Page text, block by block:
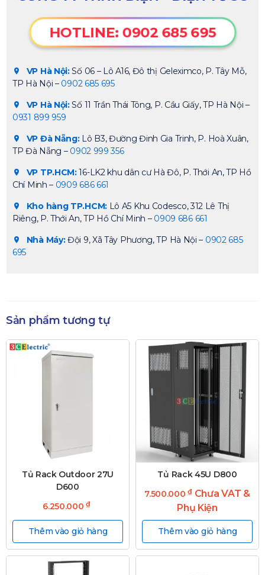
HOTLINE: 0902 685 695
VP Hà Nội:Số 06 – Lô A16, Đô thị Geleximco, P. Tây Mỗ,
TP Hà Nội – 0902 685 695
VP Hà Nội:Số 11 Trần Thái Tông, P. Cầu Giấy, TP Hà Nội –
0931 899 959
VP Đà Nẵng:Lô B3, Đường Đinh Gia Trinh, P. Hoà Xuân,
TP Đà Nẵng – 0902 999 356
VP TP.HCM:16-LK2 khu dân cư Hà Đô, P. Thới An, TP Hồ
Chí Minh – 0909 686 661
Kho hàng TP.HCM:Lô A5 Khu Codesco, 312 Lê Thị
Riêng, P. Thới An, TP Hồ Chí Minh – 0909 686 661
Nhà Máy:Đội 9, Xã Tây Phương, TP Hà Nội – 0902 685
695
Sản phẩm tương tự
Tủ Rack Outdoor 27U
D600
6.250.000₫
Thêm vào giỏ hàng
Tủ Rack 45U D800
7.500.000₫ Chưa VAT &
Phụ Kiện
Thêm vào giỏ hàng